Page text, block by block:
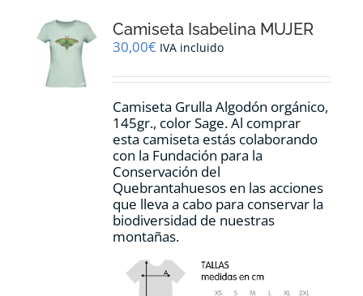
se
pueden
en
página
de
producto
Camiseta Isabelina MUJER
30,00€ IVA incluido
Camiseta Grulla Algodón orgánico,
145gr., color Sage. Al comprar
esta camiseta estás colaborando
con la Fundación para la
Conservación del
Quebrantahuesos en las acciones
que lleva a cabo para conservar la
biodiversidad de nuestras
montañas.